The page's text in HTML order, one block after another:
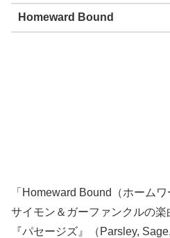
Homeward Bound
「Homeward Bound（ホーム
サイモン＆ガーファンクルの
『パセージズ』（Parsley,